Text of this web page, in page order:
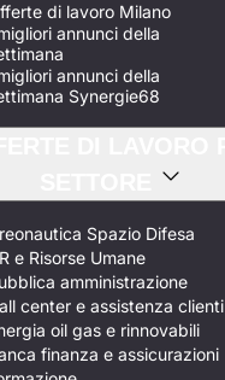
di lavoro Milano
annunci della
annunci della
Synergie68
Spazio Difesa
e Risorse Umane
amministrazione
center e assistenza clienti
oil gas e rinnovabili
finanza e assicurazioni